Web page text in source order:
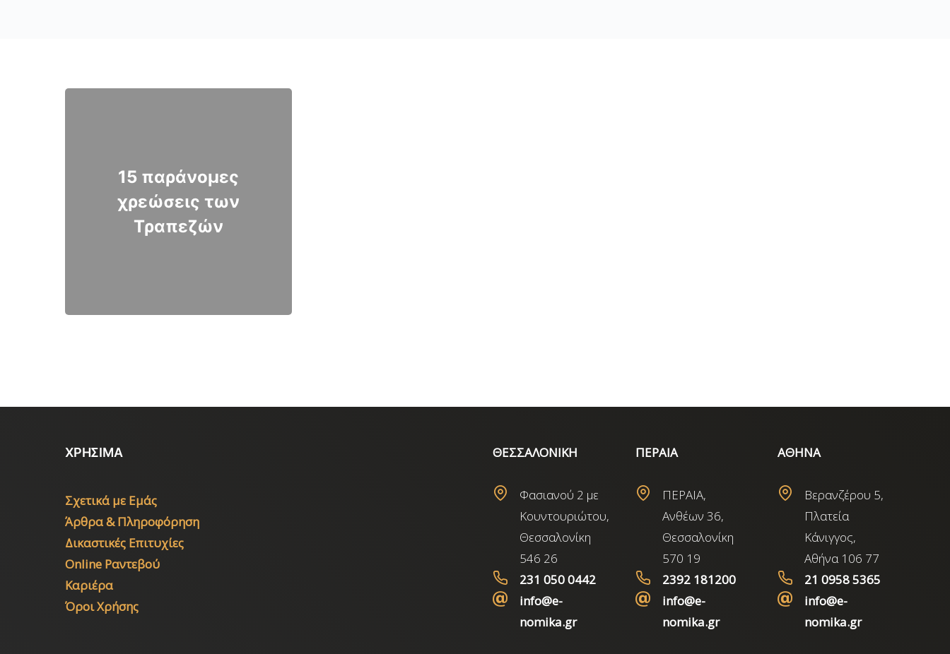
15 παράνομες
χρεώσεις των
Τραπεζών
ΧΡΗΣΙΜΑ
Σχετικά με Εμάς
Άρθρα & Πληροφόρηση
Δικαστικές Επιτυχίες
Online Ραντεβού
Καριέρα
Όροι Χρήσης
ΘΕΣΣΑΛΟΝΙΚΗ
Φασιανού 2 με
Κουντουριώτου,
Θεσσαλονίκη
546 26
231 050 0442
info@e-
nomika.gr
ΠΕΡΑΙΑ
ΠΕΡΑΙΑ,
Ανθέων 36,
Θεσσαλονίκη
570 19
2392 181200
info@e-
nomika.gr
ΑΘΗΝΑ
Βερανζέρου 5,
Πλατεία
Κάνιγγος,
Αθήνα 106 77
21 0958 5365
info@e-
nomika.gr